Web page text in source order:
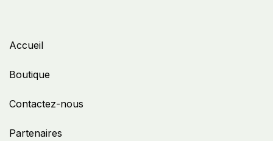
Accueil
Boutique
Contactez-nous
Partenaires